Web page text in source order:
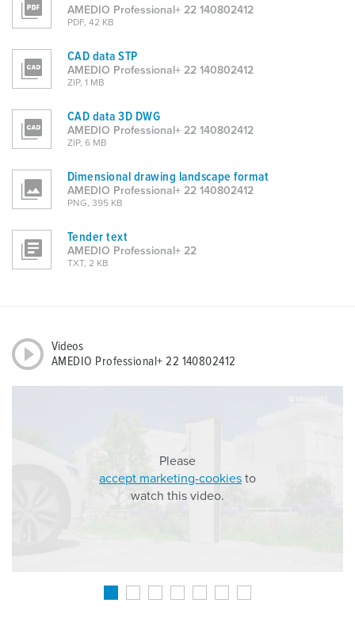
AMEDIO Professional+ 22 140802412
PDF, 42 KB
CAD data STP
AMEDIO Professional+ 22 140802412
ZIP, 1 MB
CAD data 3D DWG
AMEDIO Professional+ 22 140802412
ZIP, 6 MB
Dimensional drawing landscape format
AMEDIO Professional+ 22 140802412
PNG, 395 KB
Tender text
AMEDIO Professional+ 22
TXT, 2 KB
Videos
AMEDIO Professional+ 22 140802412
Please
accept marketing-cookies to
watch this video.